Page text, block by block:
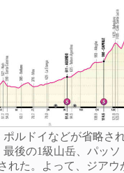
ルドイなどが省略さ
後の1級山岳、パッソ
された。よって、ジア